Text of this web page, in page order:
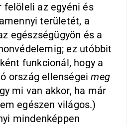
felöleli az egyéni és
területét, a
egészségügyön és a
ez utóbbit
funkcionál, hogy a
ország ellenségeimeg
mi van akkor, ha már
egészen világos.)
mindenképpen